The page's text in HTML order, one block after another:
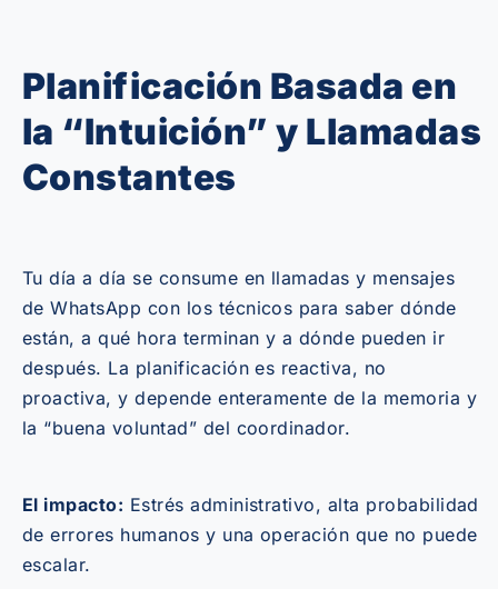
Planificación Basada en
la “Intuición” y Llamadas
Constantes
Tu día a día se consume en llamadas y mensajes
de WhatsApp con los técnicos para saber dónde
están, a qué hora terminan y a dónde pueden ir
después. La planificación es reactiva, no
proactiva, y depende enteramente de la memoria y
la “buena voluntad” del coordinador.
El impacto: Estrés administrativo, alta probabilidad
de errores humanos y una operación que no puede
escalar.